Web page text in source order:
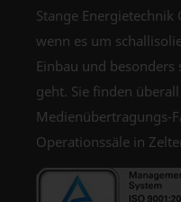
Stange
wenn es um
Einbau und
geht. Sie finden
Medienübertragungs-
Operationssäle in